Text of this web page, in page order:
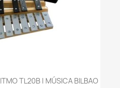
TL20B | MÚSICA BILBAO